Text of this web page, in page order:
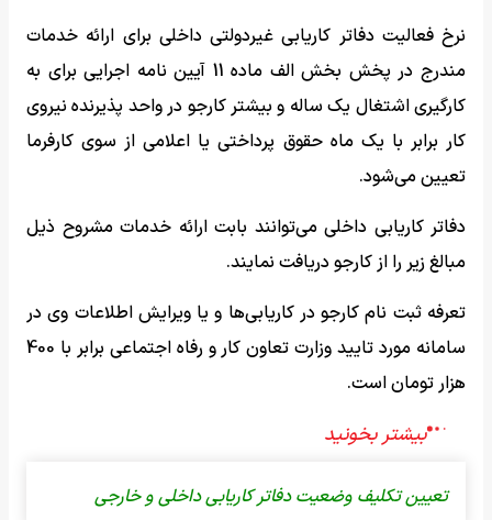
نرخ فعالیت دفاتر کاریابی غیردولتی داخلی برای ارائه خدمات
مندرج در پخش بخش الف ماده 11 آیین نامه اجرایی برای به
کارگیری اشتغال یک ساله و بیشتر کارجو در واحد پذیرنده نیروی
کار برابر با یک ماه حقوق پرداختی یا اعلامی از سوی کارفرما
تعیین می‌شود.
دفاتر کاریابی داخلی می‌توانند بابت ارائه خدمات مشروح ذیل
مبالغ زیر را از کارجو دریافت نمایند.
تعرفه ثبت نام کارجو در کاریابی‌ها و یا ویرایش اطلاعات وی در
سامانه مورد تایید وزارت تعاون کار و رفاه اجتماعی برابر با 400
هزار تومان است.
تعیین تکلیف وضعیت دفاتر کاریابی داخلی و خارجی